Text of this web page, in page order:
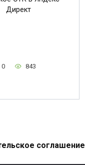
Директ
0 843
соглашение